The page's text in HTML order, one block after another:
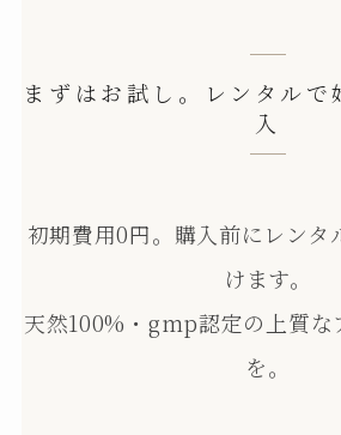
まずはお試し。レンタルで
入
初期費用0円。購入前にレンタ
けます。
天然100%・gmp認定の上質な
を。